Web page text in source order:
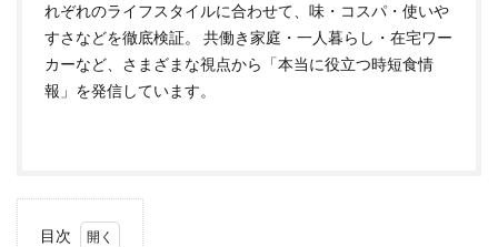
れぞれのライフスタイルに合わせて、味・コスパ・使いや
すさなどを徹底検証。 共働き家庭・一人暮らし・在宅ワー
カーなど、さまざまな視点から「本当に役立つ時短食情
報」を発信しています。
目次